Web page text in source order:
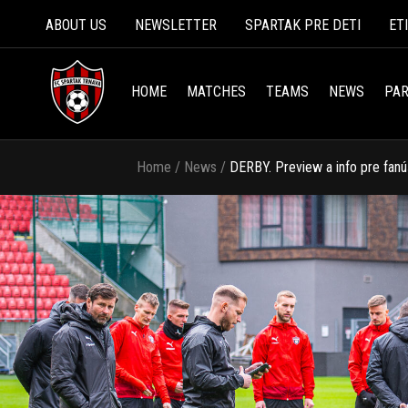
ABOUT US NEWSLETTER SPARTAK PRE DETI
HOME MATCHES TEAMS NEWS
Home / News / DERBY. Preview a info pre